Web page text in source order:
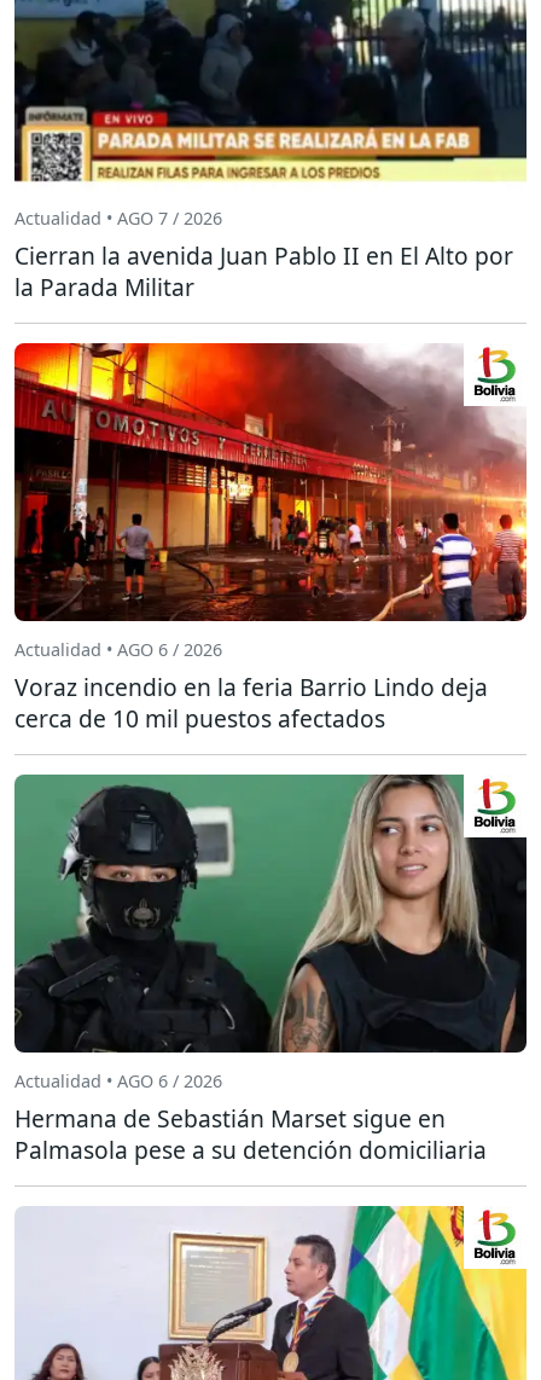
Actualidad • AGO 7 / 2026
Cierran la avenida Juan Pablo II en El Alto por
la Parada Militar
Actualidad • AGO 6 / 2026
Voraz incendio en la feria Barrio Lindo deja
cerca de 10 mil puestos afectados
Actualidad • AGO 6 / 2026
Hermana de Sebastián Marset sigue en
Palmasola pese a su detención domiciliaria